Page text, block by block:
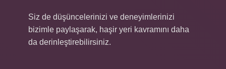
Siz de düşüncelerinizi ve deneyimlerinizi
bizimle paylaşarak, haşir yeri kavramını daha
da derinleştirebilirsiniz.